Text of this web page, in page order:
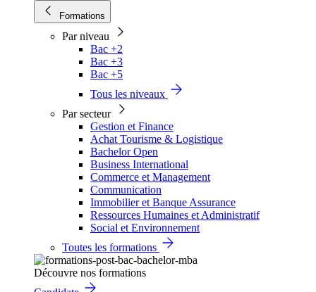
Formations
Par niveau
Bac +2
Bac +3
Bac +5
Tous les niveaux
Par secteur
Gestion et Finance
Achat Tourisme & Logistique
Bachelor Open
Business International
Commerce et Management
Communication
Immobilier et Banque Assurance
Ressources Humaines et Administratif
Social et Environnement
Toutes les formations
Découvre nos formations